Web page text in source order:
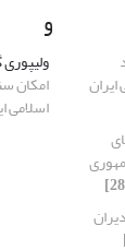
و
امکان
اسلامی